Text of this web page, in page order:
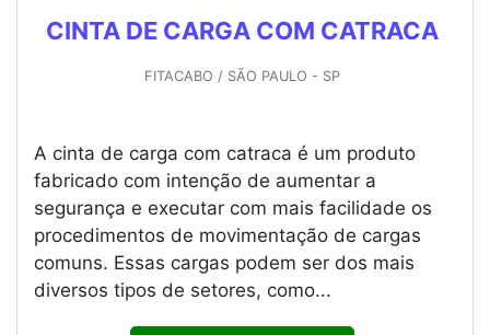
CINTA DE CARGA COM CATRACA
FITACABO / SÃO PAULO - SP
A cinta de carga com catraca é um produto
fabricado com intenção de aumentar a
segurança e executar com mais facilidade os
procedimentos de movimentação de cargas
comuns. Essas cargas podem ser dos mais
diversos tipos de setores, como...